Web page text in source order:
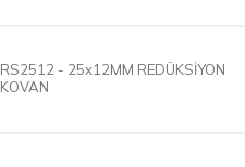
RS2512 - 25x12MM REDÜKSİYON
KOVAN